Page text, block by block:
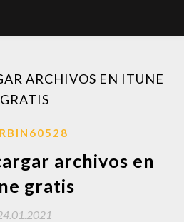
ARCHIVOS EN ITUNE
GRATIS
archivos en
gratis